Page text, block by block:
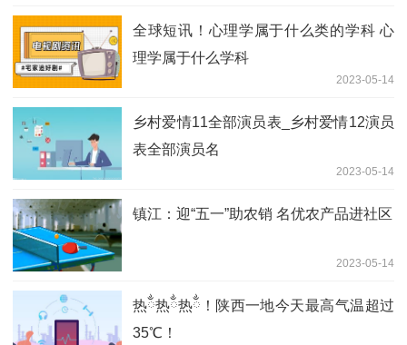
全球短讯！心理学属于什么类的学科 心
理学属于什么学科
2023-05-14
乡村爱情11全部演员表_乡村爱情12演员
表全部演员名
2023-05-14
镇江：迎“五一”助农销 名优农产品进社区
2023-05-14
热ྂ热ྂ热ྂ！陕西一地今天最高气温超过
35℃！